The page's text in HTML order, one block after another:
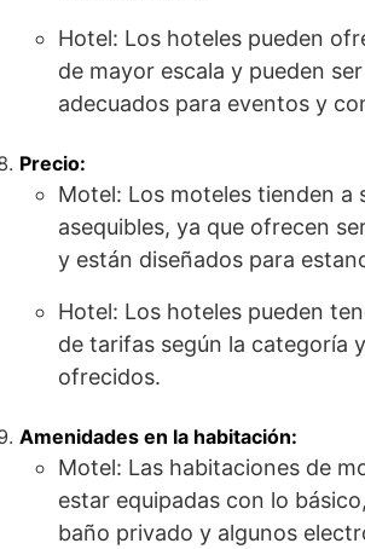
Hotel: Los hoteles pueden
de mayor escala y pueden
adecuados para eventos y
Precio:
Motel: Los moteles tienden a
asequibles, ya que ofrecen
y están diseñados para
Hotel: Los hoteles pueden
de tarifas según la categoría
ofrecidos.
Amenidades en la habitación:
Motel: Las habitaciones de
estar equipadas con lo
baño privado y algunos